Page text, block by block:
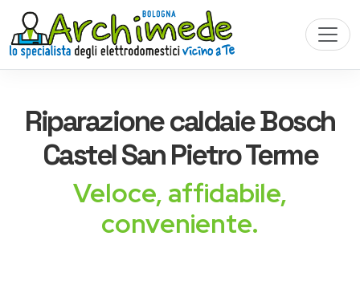
Riparazionecaldaie Bosch
Castel San Pietro Terme
Veloce, affidabile,
conveniente.